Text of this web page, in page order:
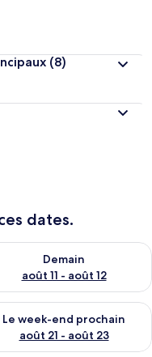
(8)
dates.
10 - août 11
Demain
août 11 - août 12
la disponibilité pour
août 14 - août 16
Le week-end prochain
août 21 - août 23
la disponibilité pour